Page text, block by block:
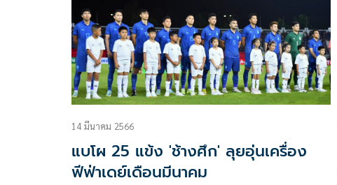
14 มีนาคม 2566
แบโผ 25 แข้ง 'ช้างศึก' ลุยอุ่นเครื่อง
ฟีฟ่าเดย์เดือนมีนาคม